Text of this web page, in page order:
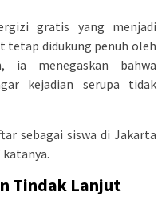
gratis yang menjadi
tetap didukung penuh oleh
ia menegaskan bahwa
kejadian serupa tidak
sebagai siswa di Jakarta
Tindak Lanjut